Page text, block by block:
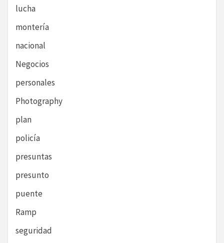
lucha
montería
nacional
Negocios
personales
Photography
plan
policía
presuntas
presunto
puente
Ramp
seguridad